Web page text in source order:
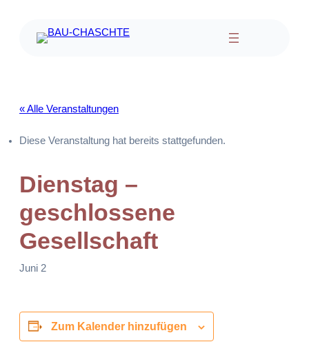
« Alle Veranstaltungen
Diese Veranstaltung hat bereits stattgefunden.
Dienstag –
geschlossene
Gesellschaft
Juni 2
Zum Kalender hinzufügen